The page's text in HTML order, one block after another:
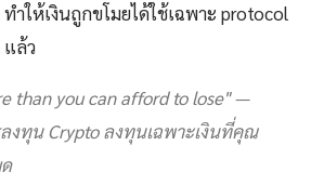
ำให้เงินถูกขโมยได้ใช้เฉพาะ protocol
แล้ว
than you can afford to lose" —
งทุน Crypto ลงทุนเฉพาะเงินที่คุณ